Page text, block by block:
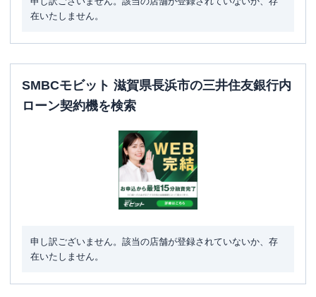
在いたしません。
SMBCモビット 滋賀県長浜市の三井住友銀行内
ローン契約機を検索
申し訳ございません。該当の店舗が登録されていないか、存
在いたしません。